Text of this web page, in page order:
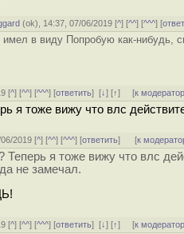
(ok), 14:37, 07/06/2019 [^] [^^] [^^^] [
имел в виду Попробую как-нибудь,
[^] [^^] [^^^] [ответить][↓] [↑] [к
я тоже вижу что влс
2019 [^] [^^] [^^^] [ответить] [к
Теперь я тоже вижу что влс
не замечал.
[^] [^^] [^^^] [ответить][↓] [↑] [к